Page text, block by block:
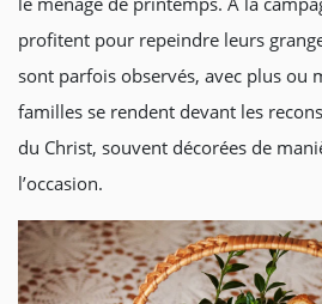
profitent pour repeindre leurs
sont parfois observés, avec plus ou
familles se rendent devant les
du Christ, souvent décorées de
l’occasion.